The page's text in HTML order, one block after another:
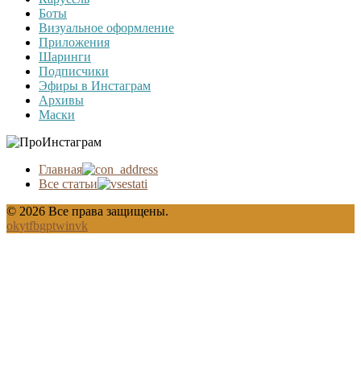
Боты
Визуальное оформление
Приложения
Шаринги
Подписчики
Эфиры в Инстаграм
Архивы
Маски
Главная
Все статьи
© 2026 Все права защищены.
okytfbgptwinvk